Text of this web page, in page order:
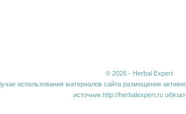
© 2026 - Herbal Expert
использования материалов сайта размещение
источник http://herbalexpert.ru